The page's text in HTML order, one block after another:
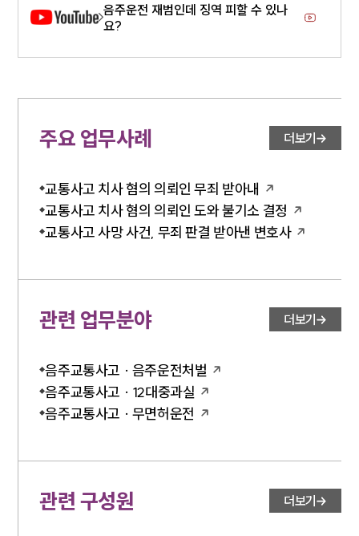
음주운전 재범인데 징역 피할 수 있나
요?
주요 업무사례 더보기
교통사고 치사 혐의 의뢰인 무죄 받아내
교통사고 치사 혐의 의뢰인 도와 불기소 결정
교통사고 사망 사건, 무죄 판결 받아낸 변호사
관련 업무분야 더보기
음주교통사고 · 음주운전처벌
음주교통사고 · 12대중과실
음주교통사고 · 무면허운전
관련 구성원 더보기